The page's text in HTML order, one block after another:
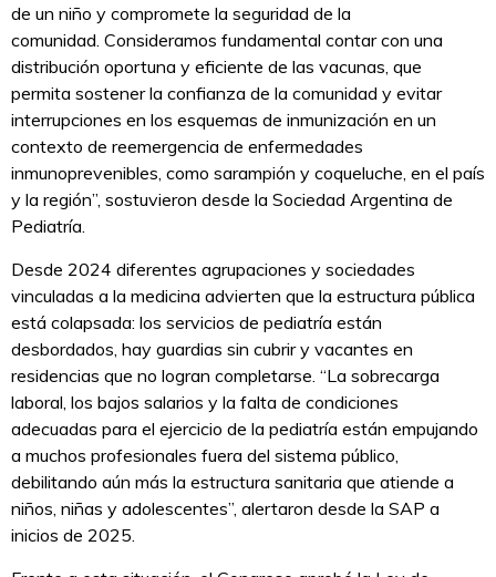
de un niño y compromete la seguridad de la
comunidad. Consideramos fundamental contar con una
distribución oportuna y eficiente de las vacunas, que
permita sostener la confianza de la comunidad y evitar
interrupciones en los esquemas de inmunización en un
contexto de reemergencia de enfermedades
inmunoprevenibles, como sarampión y coqueluche, en el país
y la región”, sostuvieron desde la Sociedad Argentina de
Pediatría.
Desde 2024 diferentes agrupaciones y sociedades
vinculadas a la medicina advierten que la estructura pública
está colapsada: los servicios de pediatría están
desbordados, hay guardias sin cubrir y vacantes en
residencias que no logran completarse. “La sobrecarga
laboral, los bajos salarios y la falta de condiciones
adecuadas para el ejercicio de la pediatría están empujando
a muchos profesionales fuera del sistema público,
debilitando aún más la estructura sanitaria que atiende a
niños, niñas y adolescentes”, alertaron desde la SAP a
inicios de 2025.